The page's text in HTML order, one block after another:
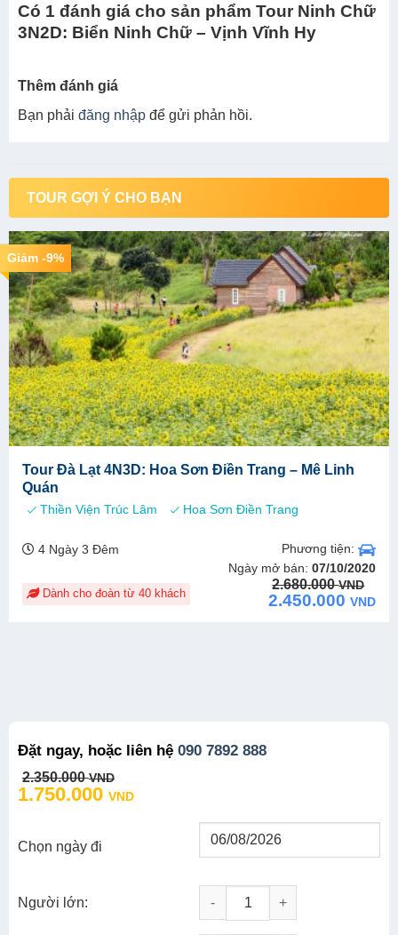
Đặt ngay, hoặc liên hệ 090 7892 888
2.350.000VND
Original
price
was:
1.750.000 VND
Current
price
is:
Chọn ngày đi
Người lớn:
Tour Ninh Chữ 3N2D: Biển
Có 1 đánh giá cho sản phẩm Tour Ninh Chữ
3N2D: Biển Ninh Chữ – Vịnh Vĩnh Hy
Thêm đánh giá
Bạn phải đăng nhập để gửi phản hồi.
TOUR GỢI Ý CHO BẠN
Giảm -9%
Tour Đà Lạt 4N3D: Hoa Sơn Điền Trang – Mê Linh
Quán
Thiền Viện Trúc Lâm Hoa Sơn Điền Trang
4 Ngày 3 Đêm
Phương tiện:
Ngày mở bán:07/10/2020
Dành cho đoàn từ 40 khách
2.680.000VND
Original
price
was:
2.450.000VND
Current
price
is: